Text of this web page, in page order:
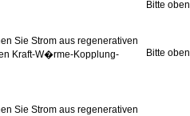
Bitte
Sie Strom aus regenerativen
Kraft-W�rme-Kopplung-
Bitte
Sie Strom aus regenerativen